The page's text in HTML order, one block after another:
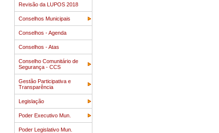
Revisão da LUPOS 2018
Conselhos Municipais
Conselhos - Agenda
Conselhos - Atas
Conselho Comunitário de
Segurança - CCS
Gestão Participativa e
Transparência
Legislação
Poder Executivo Mun.
Poder Legislativo Mun.